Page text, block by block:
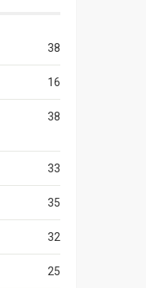
38
16
38
33
35
32
25